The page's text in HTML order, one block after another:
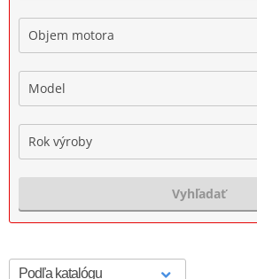
Objem motora
Model
Rok výroby
Vyhľadať